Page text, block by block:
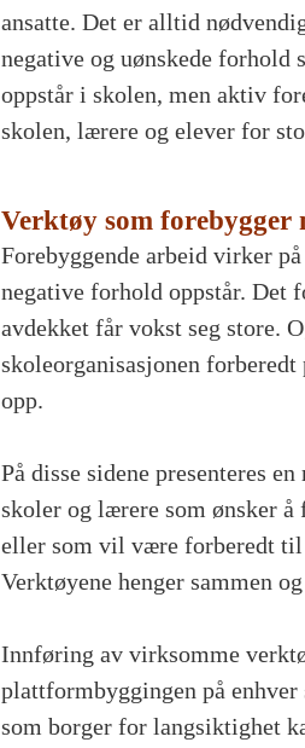
ansatte. Det er alltid
negative og uønskede forhold
oppstår i skolen, men aktiv
skolen, lærere og elever for
Verktøy som forebygger
Forebyggende arbeid virker
negative forhold oppstår. Det
avdekket får vokst seg store.
skoleorganisasjonen
opp.
På disse sidene presenteres
skoler og lærere som ønsker
eller som vil være forberedt til
Verktøyene henger sammen
Innføring av virksomme
plattformbyggingen på enhver
som borger for langsiktighet